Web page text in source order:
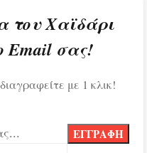
του Χαϊδάρι
Email σας!
με 1 κλικ!